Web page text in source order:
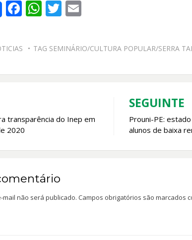
F
b
o
W
s
A
T
itt
er
E
l
TAG SEMINÁRIO/CULTURA POPULAR/SERRA
transparência do Inep em
2020
SEGUINTE
Prouni-PE:
alunos de baixa
mail não será publicado. Campos obrigatórios são marcados